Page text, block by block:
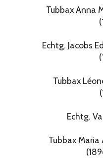
Tubbax Anna
Echtg. Jacobs
Tubbax
Echtg.
Tubbax Maria